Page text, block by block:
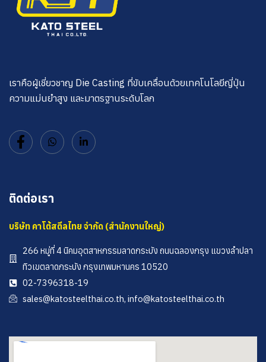
เราคือผู้เชี่ยวชาญ Die Casting ที่ขับเคลื่อนด้วยเทคโนโลยีญี่ปุ่น
ความแม่นยำสูง และมาตรฐานระดับโลก
ติดต่อเรา
บริษัท คาโต้สตีลไทย จำกัด (สำนักงานใหญ่)
266 หมู่ที่ 4 นิคมอุตสาหกรรมลาดกระบัง ถนนฉลองกรุง แขวงลำปลา
ทิวเขตลาดกระบัง กรุงเทพมหานคร 10520
02-7396318-19
sales@katosteelthai.co.th, info@katosteelthai.co.th